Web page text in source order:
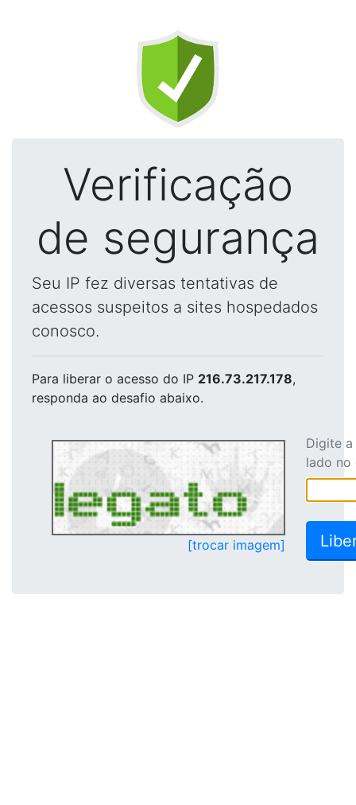
Verificação
de segurança
Seu IP fez diversas tentativas de
acessos suspeitos a sites hospedados
conosco.
Para liberar o acesso do IP 216.73.217.178,
responda ao desafio abaixo.
[trocar imagem]
Digite
lado no